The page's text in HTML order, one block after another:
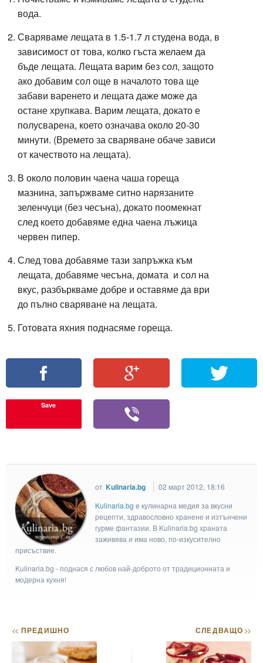
вода.
Сваряваме лещата в 1.5-1.7 л студена вода, в
зависимост от това, колко гъста желаем да
бъде лещата. Лещата варим без сол, защото
ако добавим сол още в началото това ще
забави варенето и лещата даже може да
остане хрупкава. Варим лещата, докато е
полусварена, което означава около 20-30
минути. (Времето за сваряване обаче зависи
от качеството на лещата).
В около половин чаена чаша гореща
мазнина, запържваме ситно нарязаните
зеленчуци (без чесъна), докато поомекнат
след което добавяме една чаена лъжица
червен пипер.
След това добавяме тази запръжка към
лещата, добавяме чесъна, домата и сол на
вкус, разбъркваме добре и оставяме да ври
до пълно сваряване на лещата.
Готовата яхния поднасяме гореща.
Save
от Kulinaria.bg
02 март 2012, 18:16
Kulinaria.bg e кулинарна медия за вкусни
рецепти, здравословно хранене и изтънчени
гурме фантазии. В Kulinaria.bg храната
заживява и има ново, по-изкусително
присъствие.
Kulinaria.bg - поднася с любов най-доброто от традиционната и
модерна кухня!
<< ПРЕДИШНО СЛЕДВАЩО>>